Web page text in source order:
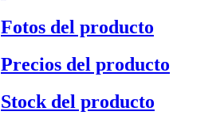
Fotos del producto
Precios del producto
Stock del producto